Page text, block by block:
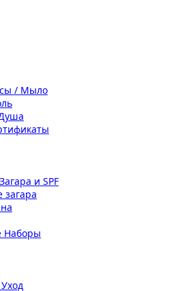
/ Мыло
и SPF
загара
Наборы